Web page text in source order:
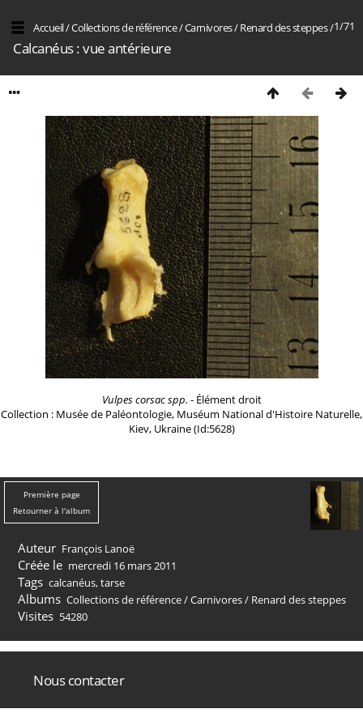
1/71
Accueil/Collections de référence/Carnivores/Renard des steppes/
Calcanéus : vue antérieure
Vulpes corsac spp. - Élément droit
Collection : Musée de Paléontologie, Muséum National d'Histoire Naturelle,
Kiev, Ukraine (Id:5628)
Première page
Retourner à l'album
Auteur François Lanoë
Créée le mercredi 16 mars 2011
Tags calcanéus,tarse
Albums Collections de référence/Carnivores/ Renard des steppes
Visites 54280
Nous contacter